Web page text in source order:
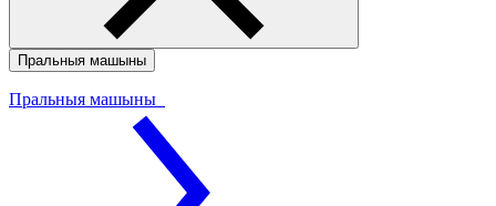
Пральныя машыны
Пральныя машыны